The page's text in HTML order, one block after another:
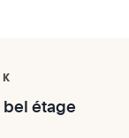
belétage